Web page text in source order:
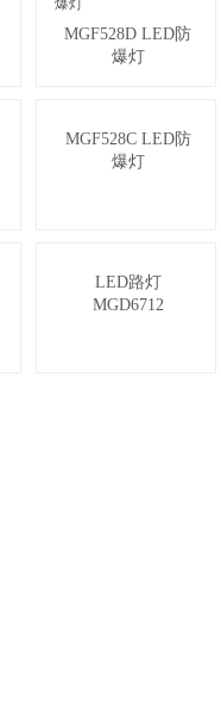
MGF528D LED防
爆灯
MGF528C LED防
爆灯
LED路灯
MGD6712